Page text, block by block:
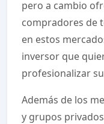
pero a cambio
compradores de
en estos
inversor que
profesionalizar
Además de los
y grupos